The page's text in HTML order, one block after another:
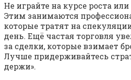
Не играйте на курсе роста
Этим занимаются
которые тратят на
день. Ещё частая торговля
за сделки, которые взимает
Лучше придерживайтесь
держи».